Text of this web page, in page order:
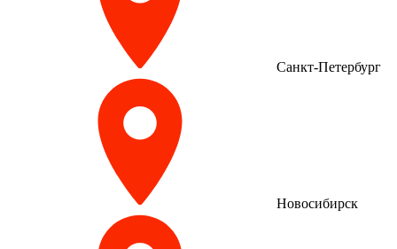
Санкт-Петербург
Новосибирск